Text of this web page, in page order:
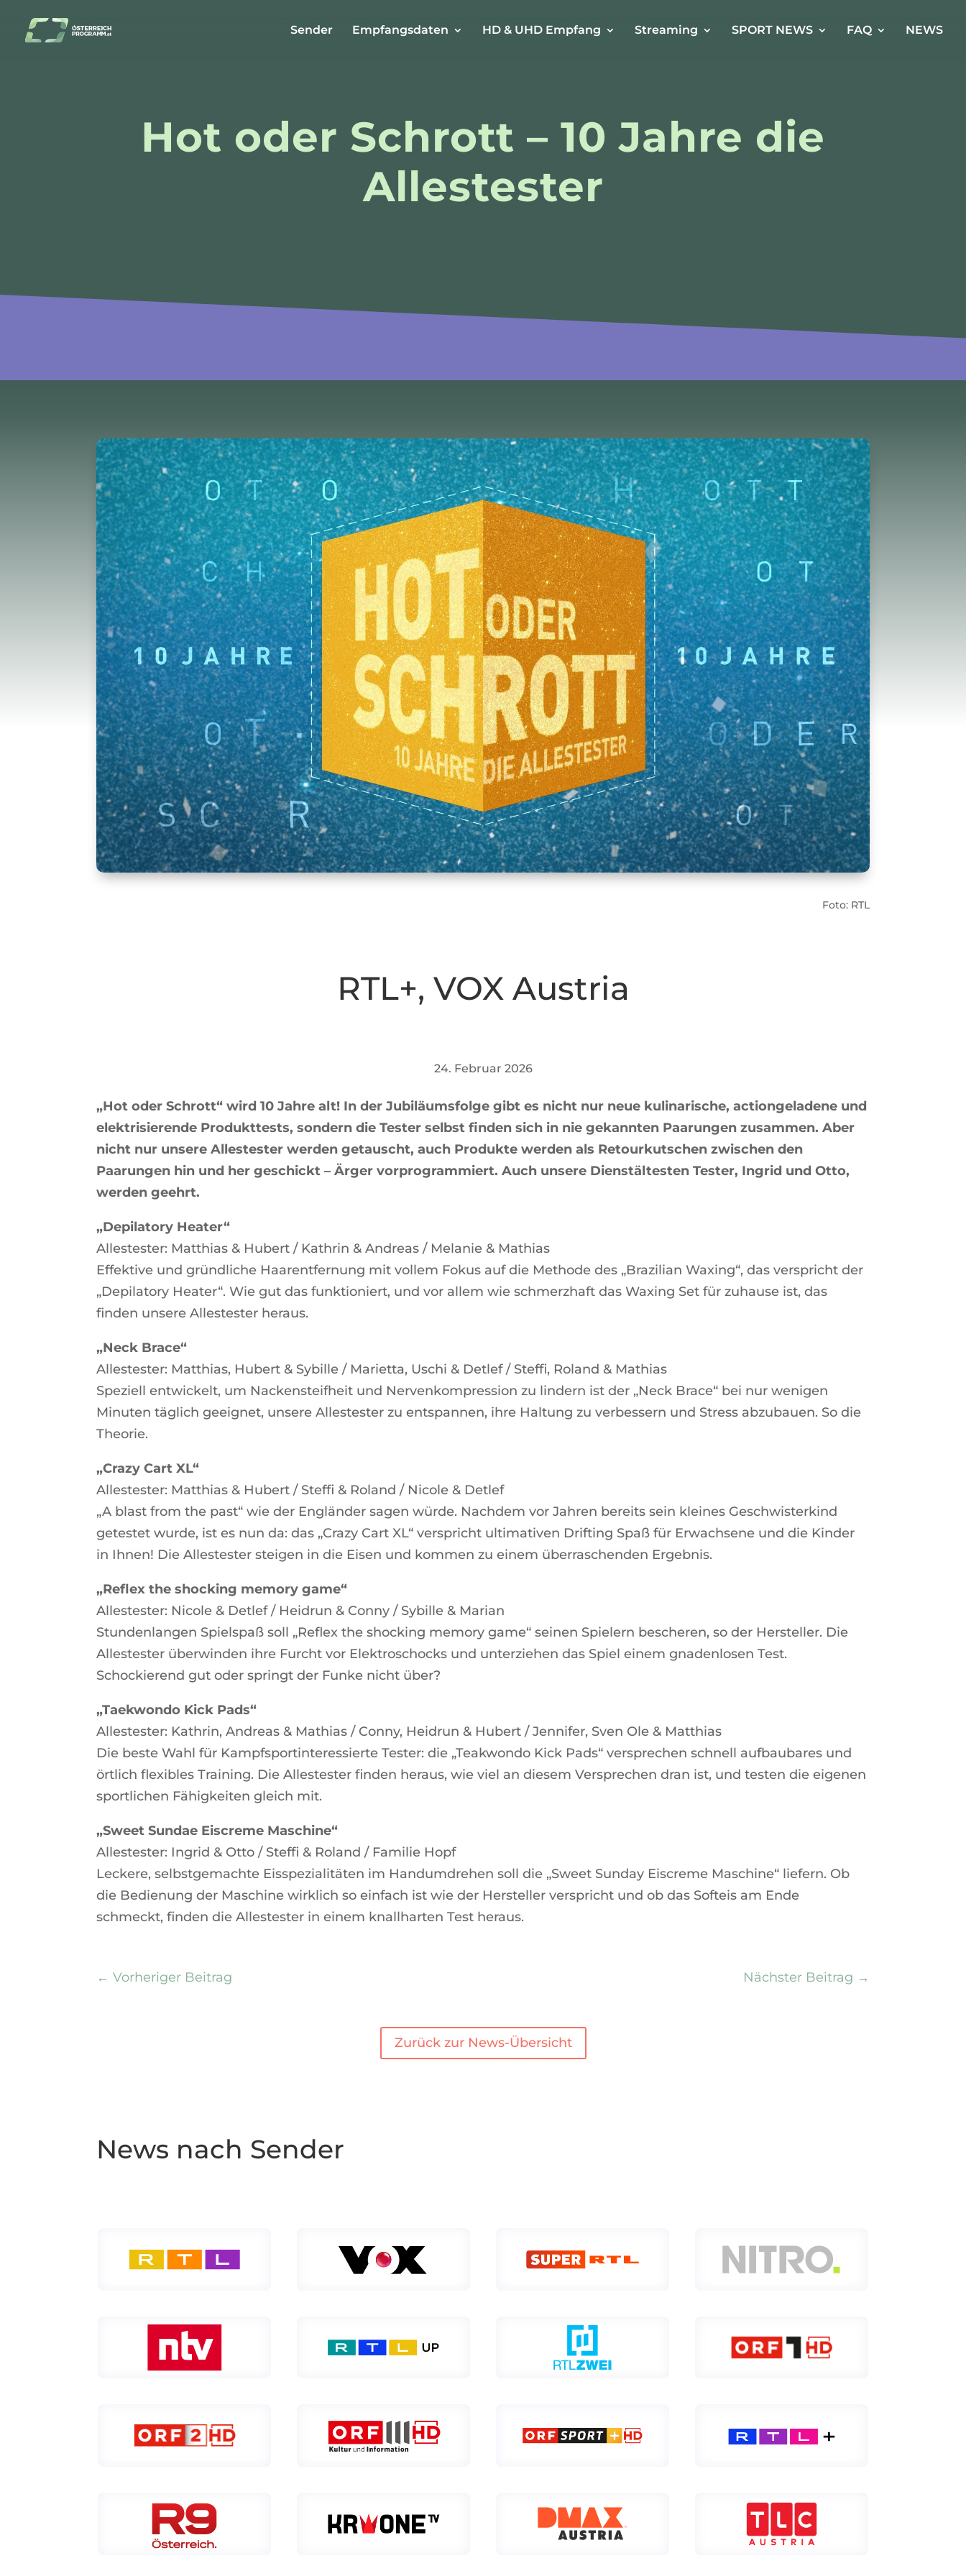
Sender Empfangsdaten HD & UHD Empfang Streaming SPORT NEWS FAQ NEWS
Hot oder Schrott – 10 Jahre die
Allestester
Foto: RTL
RTL+, VOX Austria
24. Februar 2026
„Hot oder Schrott“ wird 10 Jahre alt! In der Jubiläumsfolge gibt es nicht nur neue kulinarische, actiongeladene und
elektrisierende Produkttests, sondern die Tester selbst finden sich in nie gekannten Paarungen zusammen. Aber
nicht nur unsere Allestester werden getauscht, auch Produkte werden als Retourkutschen zwischen den
Paarungen hin und her geschickt – Ärger vorprogrammiert. Auch unsere Dienstältesten Tester, Ingrid und Otto,
werden geehrt.
„Depilatory Heater“
Allestester: Matthias & Hubert / Kathrin & Andreas / Melanie & Mathias
Effektive und gründliche Haarentfernung mit vollem Fokus auf die Methode des „Brazilian Waxing“, das verspricht der
„Depilatory Heater“. Wie gut das funktioniert, und vor allem wie schmerzhaft das Waxing Set für zuhause ist, das
finden unsere Allestester heraus.
„Neck Brace“
Allestester: Matthias, Hubert & Sybille / Marietta, Uschi & Detlef / Steffi, Roland & Mathias
Speziell entwickelt, um Nackensteifheit und Nervenkompression zu lindern ist der „Neck Brace“ bei nur wenigen
Minuten täglich geeignet, unsere Allestester zu entspannen, ihre Haltung zu verbessern und Stress abzubauen. So die
Theorie.
„Crazy Cart XL“
Allestester: Matthias & Hubert / Steffi & Roland / Nicole & Detlef
„A blast from the past“ wie der Engländer sagen würde. Nachdem vor Jahren bereits sein kleines Geschwisterkind
getestet wurde, ist es nun da: das „Crazy Cart XL“ verspricht ultimativen Drifting Spaß für Erwachsene und die Kinder
in Ihnen! Die Allestester steigen in die Eisen und kommen zu einem überraschenden Ergebnis.
„Reflex the shocking memory game“
Allestester: Nicole & Detlef / Heidrun & Conny / Sybille & Marian
Stundenlangen Spielspaß soll „Reflex the shocking memory game“ seinen Spielern bescheren, so der Hersteller. Die
Allestester überwinden ihre Furcht vor Elektroschocks und unterziehen das Spiel einem gnadenlosen Test.
Schockierend gut oder springt der Funke nicht über?
„Taekwondo Kick Pads“
Allestester: Kathrin, Andreas & Mathias / Conny, Heidrun & Hubert / Jennifer, Sven Ole & Matthias
Die beste Wahl für Kampfsportinteressierte Tester: die „Teakwondo Kick Pads“ versprechen schnell aufbaubares und
örtlich flexibles Training. Die Allestester finden heraus, wie viel an diesem Versprechen dran ist, und testen die eigenen
sportlichen Fähigkeiten gleich mit.
„Sweet Sundae Eiscreme Maschine“
Allestester: Ingrid & Otto / Steffi & Roland / Familie Hopf
Leckere, selbstgemachte Eisspezialitäten im Handumdrehen soll die „Sweet Sunday Eiscreme Maschine“ liefern. Ob
die Bedienung der Maschine wirklich so einfach ist wie der Hersteller verspricht und ob das Softeis am Ende
schmeckt, finden die Allestester in einem knallharten Test heraus.
←Vorheriger Beitrag Nächster Beitrag →
Zurück zur News-Übersicht
News nach Sender